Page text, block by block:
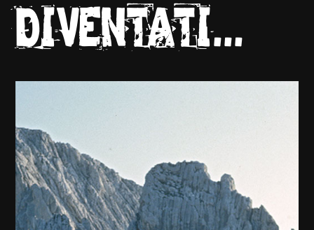
DIVENTATI...